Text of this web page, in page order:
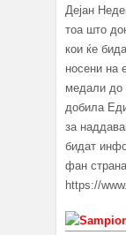
Дејан
тоа што
кои ќе
носени на
медали до
добила
за
бидат
фан
https://